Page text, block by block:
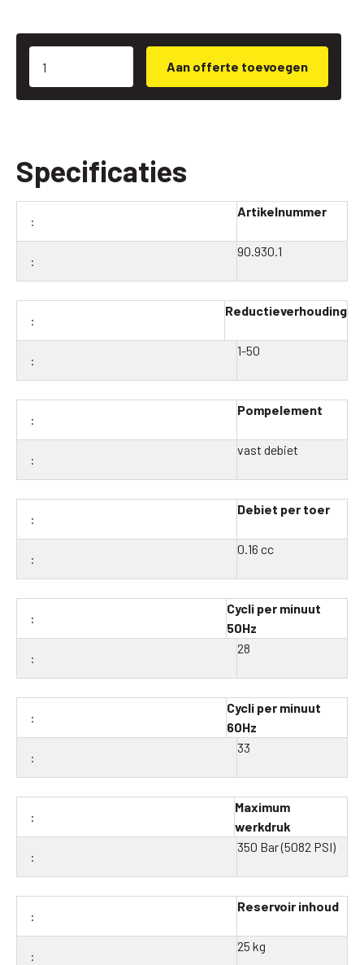
Aan offerte toevoegen
Specificaties
Artikelnummer
90.930.1
Reductieverhouding
1-50
Pompelement
vast debiet
Debiet per toer
0.16 cc
Cycli per minuut
50Hz
28
Cycli per minuut
60Hz
33
Maximum
werkdruk
350 Bar (5082 PSI)
Reservoir inhoud
25 kg